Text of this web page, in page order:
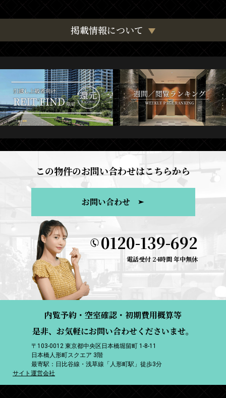
掲載情報について
この物件のお問い合わせはこちらから
お問い合わせ
0120-139-692
電話受付 24時間 年中無休
内覧予約・空室確認・初期費用概算等
是非、お気軽にお問い合わせくださいませ。
〒103-0012 東京都中央区日本橋堀留町 1-8-11
日本橋人形町スクエア 3階
最寄駅：日比谷線・浅草線「人形町駅」徒歩3分
サイト運営会社